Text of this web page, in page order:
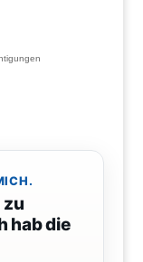
zu
hab die